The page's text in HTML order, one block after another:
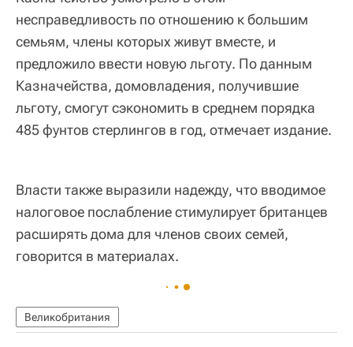
несправедливость по отношению к большим
семьям, члены которых живут вместе, и
предложило ввести новую льготу. По данным
Казначейства, домовладения, получившие
льготу, смогут сэкономить в среднем порядка
485 фунтов стерлингов в год, отмечает издание.
Власти также выразили надежду, что вводимое
налоговое послабление стимулирует британцев
расширять дома для членов своих семей,
говорится в материалах.
Великобритания